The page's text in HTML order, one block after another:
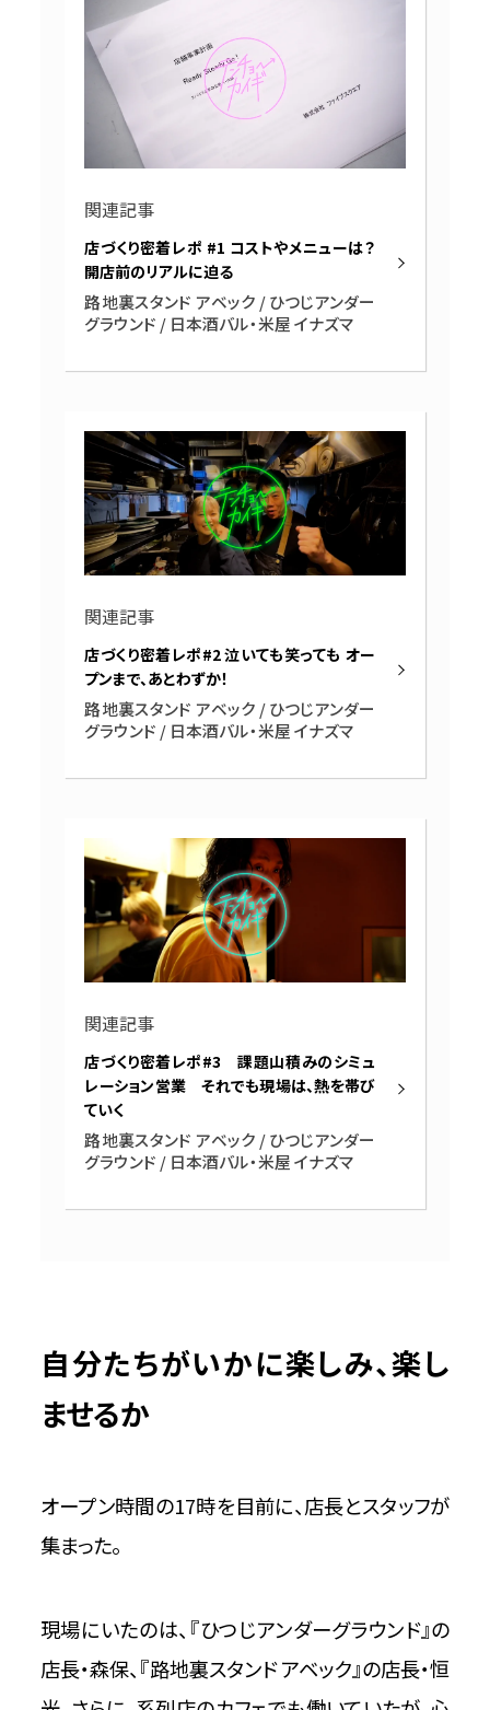
関連記事
店づくり密着レポ #1 コストやメニューは？
開店前のリアルに迫る
路地裏スタンド アベック / ひつじアンダー
グラウンド / 日本酒バル・米屋 イナズマ
関連記事
店づくり密着レポ#2 泣いても笑っても オー
プンまで、あとわずか！
路地裏スタンド アベック / ひつじアンダー
グラウンド / 日本酒バル・米屋 イナズマ
関連記事
店づくり密着レポ#3 課題山積みのシミュ
レーション営業 それでも現場は、熱を帯び
ていく
路地裏スタンド アベック / ひつじアンダー
グラウンド / 日本酒バル・米屋 イナズマ
自分たちがいかに楽しみ、楽し
ませるか
オープン時間の17時を目前に、店長とスタッフが
集まった。
現場にいたのは、『ひつじアンダーグラウンド』の
店長・森保、『路地裏スタンド アベック』の店長・恒